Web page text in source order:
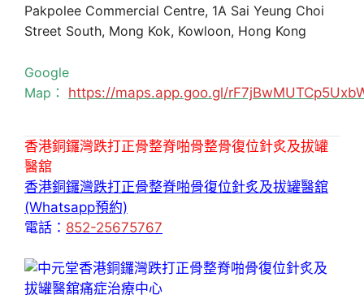
Pakpolee Commercial Centre, 1A Sai Yeung Choi
Street South, Mong Kok, Kowloon, Hong Kong
Google
Map： https://maps.app.goo.gl/
香港銅鑼灣跌打正骨整脊啪骨整骨復位針炙及拔罐
醫舘
香港銅鑼灣跌打正骨整脊啪骨復位針炙及拔罐醫舘
(Whatsapp預約)
電話： 852-25675767